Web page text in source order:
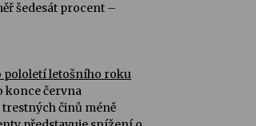
šedesát procent –
pololetí letošního roku
konce června
činů méně